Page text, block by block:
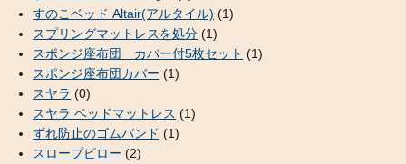
すのこベッド Altair(アルタイル) (1)
スプリングマットレスを処分 (1)
スポンジ座布団 カバー付5枚セット (1)
スポンジ座布団カバー (1)
スヤラ (0)
スヤラ ベッドマットレス (1)
ずれ防止のゴムバンド (1)
スロープピロー (2)